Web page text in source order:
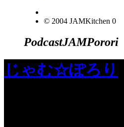
© 2004 JAMKitchen 0
PodcastJAMPorori
じゃむ☆ぽろり